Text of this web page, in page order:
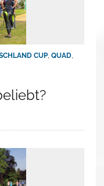
CUP, QUAD,